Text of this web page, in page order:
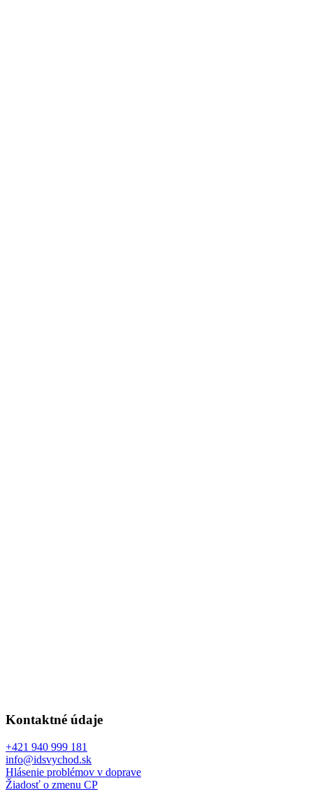
Kontaktné údaje
+421 940 999 181
info@idsvychod.sk
Hlásenie problémov v doprave
Žiadosť o zmenu CP